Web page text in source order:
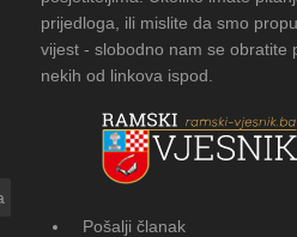
prijedloga, ili mislite da smo
vijest - slobodno nam se obratite
nekih od linkova ispod.
Pošalji članak